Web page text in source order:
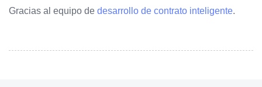
Gracias al equipo de desarrollo de contrato inteligente.